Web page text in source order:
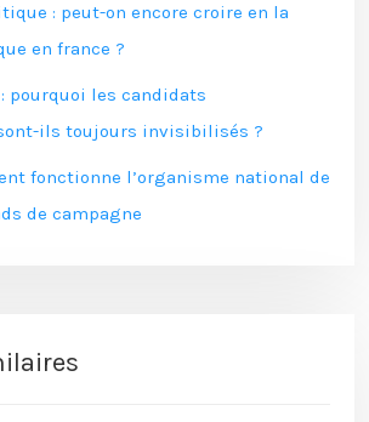
: peut-on encore croire en la
en france ?
pourquoi les candidats
ils toujours invisibilisés ?
fonctionne l’organisme national de
de campagne